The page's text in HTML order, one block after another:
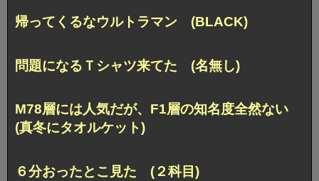
帰ってくるなウルトラマン (BLACK)
問題になるＴシャツ来てた (名無し)
M78層には人気だが、F1層の知名度全然ない
(真冬にタオルケット)
６分おったとこ見た (２科目)